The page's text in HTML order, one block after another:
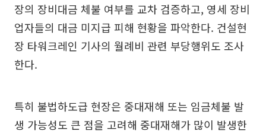
장의 장비대금 체불 여부를 교차 검증하고, 영세 장비
업자들의 대금 미지급 피해 현황을 파악한다. 건설현
장 타워크레인 기사의 월례비 관련 부당행위도 조사
한다.
특히 불법하도급 현장은 중대재해 또는 임금체불 발
생 가능성도 큰 점을 고려해 중대재해가 많이 발생한